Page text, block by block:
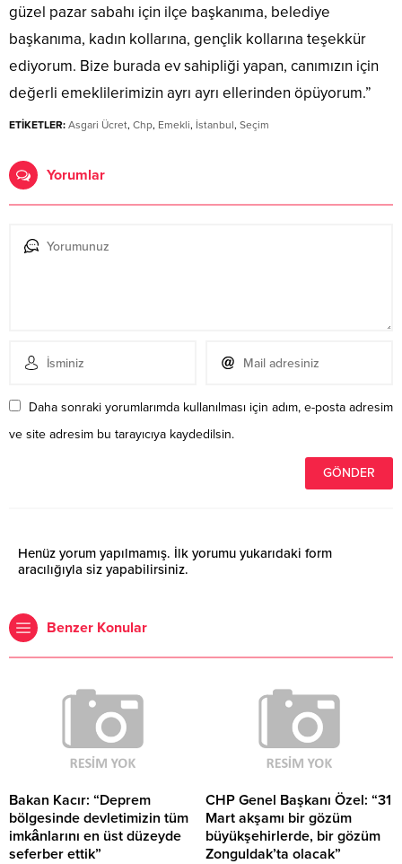
güzel pazar sabahı için ilçe başkanıma, belediye
başkanıma, kadın kollarına, gençlik kollarına teşekkür
ediyorum. Bize burada ev sahipliği yapan, canımızın için
değerli emeklilerimizin ayrı ayrı ellerinden öpüyorum.”
ETİKETLER: Asgari Ücret, Chp, Emekli, İstanbul, Seçim
Yorumlar
Daha sonraki yorumlarımda kullanılması için adım, e-posta adresim
ve site adresim bu tarayıcıya kaydedilsin.
Henüz yorum yapılmamış. İlk yorumu yukarıdaki form
aracılığıyla siz yapabilirsiniz.
Benzer Konular
Bakan Kacır: “Deprem
bölgesinde devletimizin tüm
imkânlarını en üst düzeyde
seferber ettik”
CHP Genel Başkanı Özel: “31
Mart akşamı bir gözüm
büyükşehirlerde, bir gözüm
Zonguldak’ta olacak”